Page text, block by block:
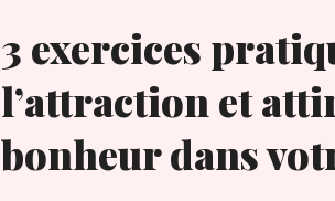
3 exercices
l’attraction et
bonheur dans